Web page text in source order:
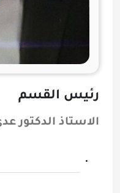
رئيس القسم
الاستاذ الدكتور